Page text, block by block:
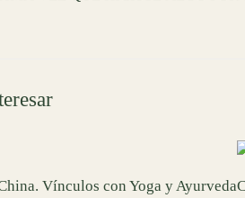
Vínculos con Yoga y Ayurveda